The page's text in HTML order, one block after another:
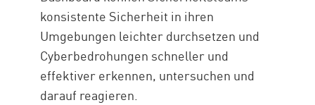
konsistente Sicherheit in ihren
Umgebungen leichter durchsetzen und
Cyberbedrohungen schneller und
effektiver erkennen, untersuchen und
darauf reagieren.